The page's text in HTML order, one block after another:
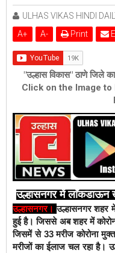
ULHAS VIKAS HINDI
A+ A- Print
"उल्हास विकास" ठाणे जिले
Click on the Image
उल्हासनगर में
उल्हासनगर। उल्हासनगर शहर
हुई है। जिससे अब शहर में
जिसमें से 33 मरीज कोरोना
मरीजों का ईलाज चल रहा है।